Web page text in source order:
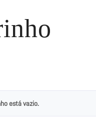
está vazio.